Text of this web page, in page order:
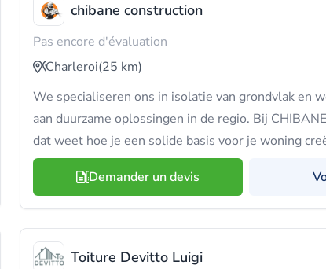
chibane construction
Pas encore d'évaluation
Charleroi(25 km)
We specialiseren ons in isolatie van grondvlak en
aan duurzame oplossingen in de regio. Bij
dat weet hoe je een solide basis voor je woning
Demander un devis
Toiture Devitto Luigi